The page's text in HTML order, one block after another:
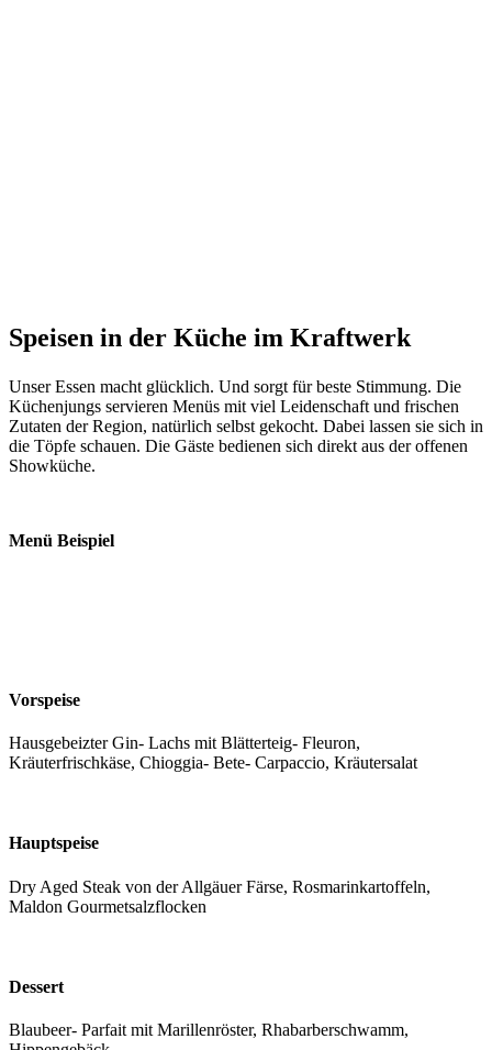
Speisen in der Küche im Kraftwerk
Unser Essen macht glücklich. Und sorgt für beste Stimmung. Die
Küchenjungs servieren Menüs mit viel Leidenschaft und frischen
Zutaten der Region, natürlich selbst gekocht. Dabei lassen sie sich in
die Töpfe schauen. Die Gäste bedienen sich direkt aus der offenen
Showküche.
Menü Beispiel
Vorspeise
Hausgebeizter Gin- Lachs mit Blätterteig- Fleuron,
Kräuterfrischkäse, Chioggia- Bete- Carpaccio, Kräutersalat
Hauptspeise
Dry Aged Steak von der Allgäuer Färse, Rosmarinkartoffeln,
Maldon Gourmetsalzflocken
Dessert
Blaubeer- Parfait mit Marillenröster, Rhabarberschwamm,